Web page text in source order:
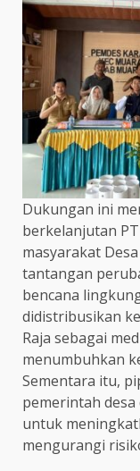
Dukungan ini
berkelanjutan
masyarakat
tantangan
bencana
didistribusikan
Raja sebagai
menumbuhkan
Sementara itu,
pemerintah
untuk
mengurangi